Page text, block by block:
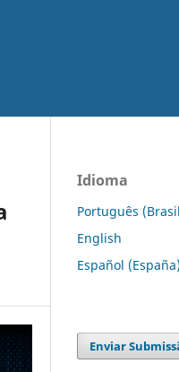
Idioma
Português
English
Español (España)
Enviar